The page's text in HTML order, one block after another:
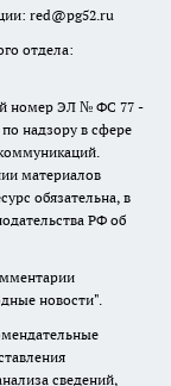
red@pg52.ru
отдела:
номер ЭЛ № ФС 77 -
надзору в сфере
материалов
обязательна, в
РФ об
новости".
сведений,